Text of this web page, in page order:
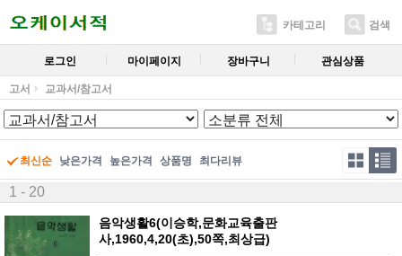
카테고리 검색
로그인 마이페이지 장바구니 관심상품
고서 교과서/참고서
최신순 낮은가격 높은가격 상품명 최다리뷰
1 - 20
음악생활6(이승학,문화교육출판
사,1960,4,20(초),50쪽,최상급)